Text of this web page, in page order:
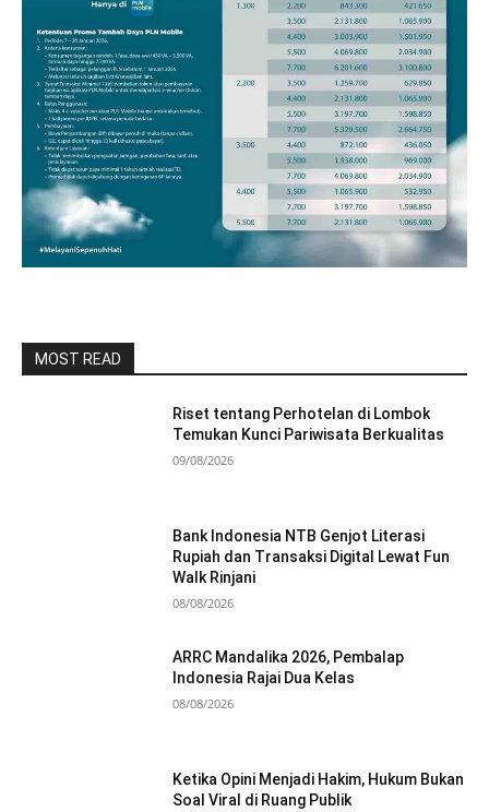
MOST READ
Riset tentang Perhotelan di Lombok
Temukan Kunci Pariwisata Berkualitas
09/08/2026
Bank Indonesia NTB Genjot Literasi
Rupiah dan Transaksi Digital Lewat Fun
Walk Rinjani
08/08/2026
ARRC Mandalika 2026, Pembalap
Indonesia Rajai Dua Kelas
08/08/2026
Ketika Opini Menjadi Hakim, Hukum Bukan
Soal Viral di Ruang Publik